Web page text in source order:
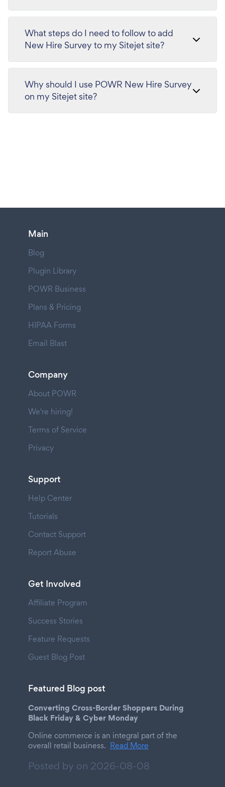
What steps do I need to follow to add
New Hire Survey to my Sitejet site?
Why should I use POWR New Hire Survey
on my Sitejet site?
Main
Blog
Plugin Library
POWR Business
Plans & Pricing
HIPAA Forms
Email Blast
Company
About POWR
We're hiring!
Terms of Service
Privacy
Support
Help Center
Tutorials
Contact Support
Report Abuse
Get Involved
Affiliate Program
Success Stories
Feature Requests
Guest Blog Post
Featured Blog post
Converting Cross-Border Shoppers During
Black Friday & Cyber Monday
Online commerce is an integral part of the
overall retail business. Read More
Posted by on 2026-08-08